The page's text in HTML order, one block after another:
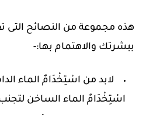
هذه مجموعة من النصائح التى
ببشرتك والاهتمام بها:-
لابد من اسْتِخْدَامٌ الماء
اسْتِخْدَامٌ الماء الساخن